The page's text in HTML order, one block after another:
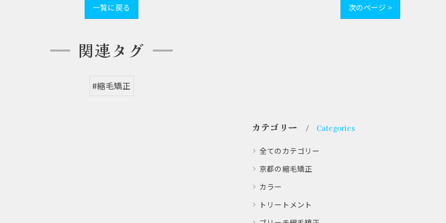
一覧に戻る 次のページ >
関連タグ
#縮毛矯正
カテゴリー Categories
全てのカテゴリー
京都の縮毛矯正
カラー
トリートメント